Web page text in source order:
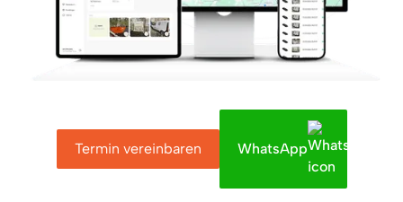
Termin vereinbaren WhatsApp